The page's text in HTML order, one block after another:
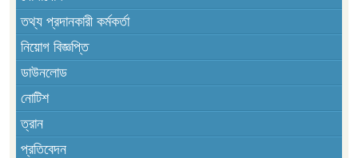
তথ্য প্রদানকারী কর্মকর্তা
নিয়োগ বিজ্ঞপ্তি
ডাউনলোড
নোটিশ
ত্রান
প্রতিবেদন